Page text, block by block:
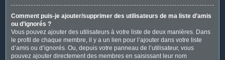
Comment puis-je ajouter/supprimer des utilisateurs de ma liste d’amis
ou d’ignorés ?
Vous pouvez ajouter des utilisateurs à votre liste de deux manières. Dans
le profil de chaque membre, il y a un lien pour l’ajouter dans votre liste
d’amis ou d’ignorés. Ou, depuis votre panneau de l’utilisateur, vous
pouvez ajouter directement des membres en saisissant leur nom